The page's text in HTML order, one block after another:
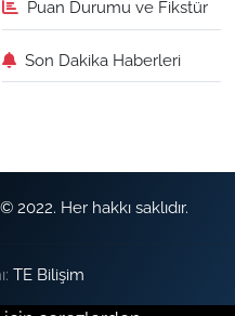
Puan Durumu ve Fikstür
Son Dakika Haberleri
2022. Her hakkı saklıdır.
TE Bilişim